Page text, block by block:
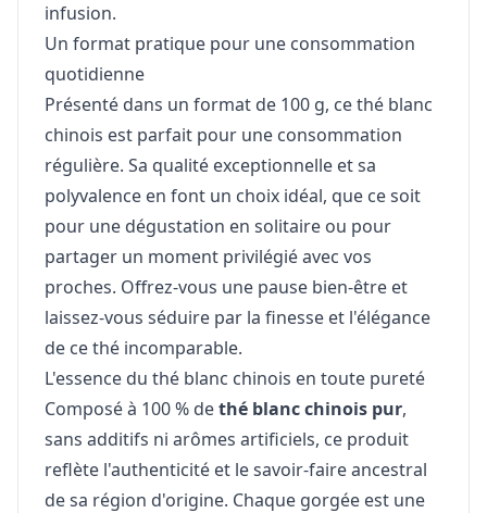
infusion.
Un format pratique pour une consommation
quotidienne
Présenté dans un format de 100 g, ce thé blanc
chinois est parfait pour une consommation
régulière. Sa qualité exceptionnelle et sa
polyvalence en font un choix idéal, que ce soit
pour une dégustation en solitaire ou pour
partager un moment privilégié avec vos
proches. Offrez-vous une pause bien-être et
laissez-vous séduire par la finesse et l'élégance
de ce thé incomparable.
L'essence du thé blanc chinois en toute pureté
Composé à 100 % dethé blanc chinois pur,
sans additifs ni arômes artificiels, ce produit
reflète l'authenticité et le savoir-faire ancestral
de sa région d'origine. Chaque gorgée est une